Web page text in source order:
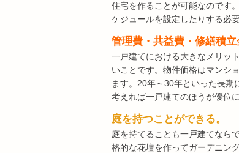
住宅を作ることが可能なのです
ケジュールを設定したりする必
管理費・共益費・修繕積立
一戸建てにおける大きなメリッ
いことです。物件価格はマンシ
ます。20年～30年といった長
考えれば一戸建てのほうが優位
庭を持つことができる。
庭を持てることも一戸建てなら
格的な花壇を作ってガーデニン